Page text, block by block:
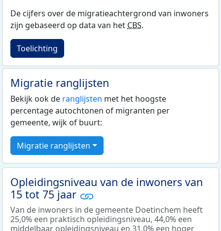
De cijfers over de migratieachtergrond van inwoners
zijn gebaseerd op data van het CBS.
Toelichting
Migratie ranglijsten
Bekijk ook de ranglijsten met het hoogste
percentage autochtonen of migranten per
gemeente, wijk of buurt:
Migratie ranglijsten
Opleidingsniveau van de inwoners van
15 tot 75 jaar
Van de inwoners in de gemeente Doetinchem heeft
25,0% een praktisch opleidingsniveau, 44,0% een
middelbaar opleidingsniveau en 31,0% een hoger